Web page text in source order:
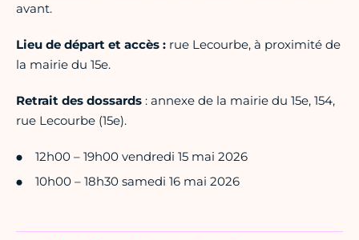
avant.
Lieu de départ et accès : rue Lecourbe, à proximité de
la mairie du 15e.
Retrait des dossards : annexe de la mairie du 15e, 154,
rue Lecourbe (15e).
12h00 – 19h00 vendredi 15 mai 2026
10h00 – 18h30 samedi 16 mai 2026